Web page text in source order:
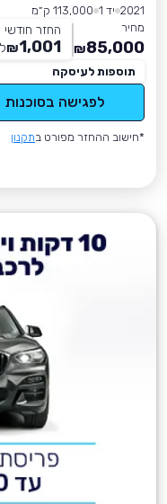
2021 יד 1
113,000 ק״מ
מחיר
85,000
₪
החזר
1,001
₪
תוספות לעיסקה
לפגישה בסוכנות
*חישוב ההחזר מפורט בתקנון